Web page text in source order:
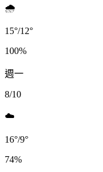
🌧️
15°/12°
100%
週一
8/10
☁️
16°/9°
74%